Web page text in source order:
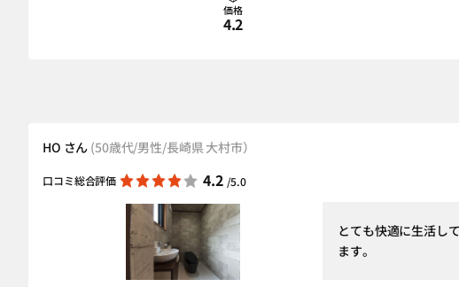
価格
4.2
HO さん (50歳代/男性/長崎県 大村市）
口コミ総合評価 4.2 /5.0
とても快適に生活し
ます。